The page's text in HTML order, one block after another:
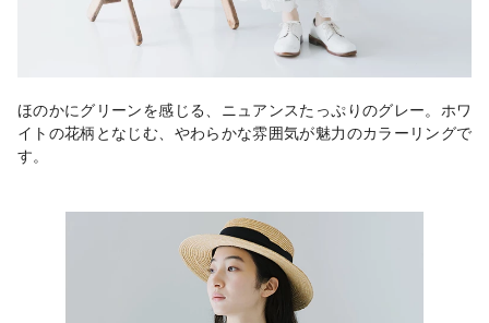
ほのかにグリーンを感じる、ニュアンスたっぷりのグレー。ホワ
イトの花柄となじむ、やわらかな雰囲気が魅力のカラーリングで
す。